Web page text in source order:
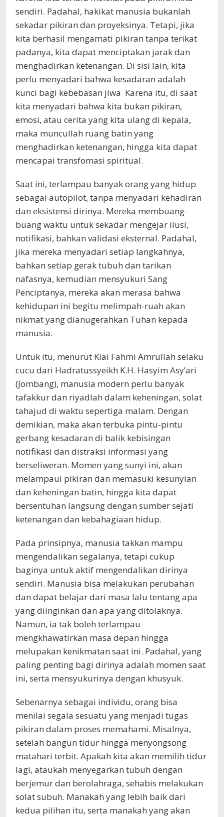
sendiri. Padahal, hakikat manusia bukanlah
sekadar pikiran dan proyeksinya. Tetapi, jika
kita berhasil mengamati pikiran tanpa terikat
padanya, kita dapat menciptakan jarak dan
menghadirkan ketenangan. Di sisi lain, kita
perlu menyadari bahwa kesadaran adalah
kunci bagi kebebasan jiwa Karena itu, di saat
kita menyadari bahwa kita bukan pikiran,
emosi, atau cerita yang kita ulang di kepala,
maka muncullah ruang batin yang
menghadirkan ketenangan, hingga kita dapat
mencapai transfomasi spiritual.
Saat ini, terlampau banyak orang yang hidup
sebagai autopilot, tanpa menyadari kehadiran
dan eksistensi dirinya. Mereka membuang-
buang waktu untuk sekadar mengejar ilusi,
notifikasi, bahkan validasi eksternal. Padahal,
jika mereka menyadari setiap langkahnya,
bahkan setiap gerak tubuh dan tarikan
nafasnya, kemudian mensyukuri Sang
Penciptanya, mereka akan merasa bahwa
kehidupan ini begitu melimpah-ruah akan
nikmat yang dianugerahkan Tuhan kepada
manusia.
Untuk itu, menurut Kiai Fahmi Amrullah selaku
cucu dari Hadratussyeikh K.H. Hasyim Asy’ari
(Jombang), manusia modern perlu banyak
tafakkur dan riyadlah dalam keheningan, solat
tahajud di waktu sepertiga malam. Dengan
demikian, maka akan terbuka pintu-pintu
gerbang kesadaran di balik kebisingan
notifikasi dan distraksi informasi yang
berseliweran. Momen yang sunyi ini, akan
melampaui pikiran dan memasuki kesunyian
dan keheningan batin, hingga kita dapat
bersentuhan langsung dengan sumber sejati
ketenangan dan kebahagiaan hidup.
Pada prinsipnya, manusia takkan mampu
mengendalikan segalanya, tetapi cukup
baginya untuk aktif mengendalikan dirinya
sendiri. Manusia bisa melakukan perubahan
dan dapat belajar dari masa lalu tentang apa
yang diinginkan dan apa yang ditolaknya.
Namun, ia tak boleh terlampau
mengkhawatirkan masa depan hingga
melupakan kenikmatan saat ini. Padahal, yang
paling penting bagi dirinya adalah momen saat
ini, serta mensyukurinya dengan khusyuk.
Sebenarnya sebagai individu, orang bisa
menilai segala sesuatu yang menjadi tugas
pikiran dalam proses memahami. Misalnya,
setelah bangun tidur hingga menyongsong
matahari terbit. Apakah kita akan memilih tidur
lagi, ataukah menyegarkan tubuh dengan
berjemur dan berolahraga, sehabis melakukan
solat subuh. Manakah yang lebih baik dari
kedua pilihan itu, serta manakah yang akan